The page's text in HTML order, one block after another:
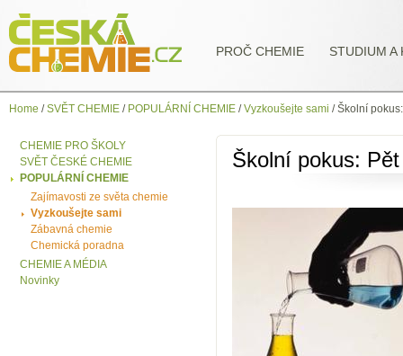
PROČ CHEMIE STUDIUM A
Home / SVĚT CHEMIE / POPULÁRNÍ CHEMIE / Vyzkoušejte sami / Školní
CHEMIE PRO ŠKOLY
SVĚT ČESKÉ CHEMIE
POPULÁRNÍ CHEMIE
Zajímavosti ze světa chemie
Vyzkoušejte sami
Zábavná chemie
Chemická poradna
CHEMIE A MÉDIA
Novinky
Školní pokus: